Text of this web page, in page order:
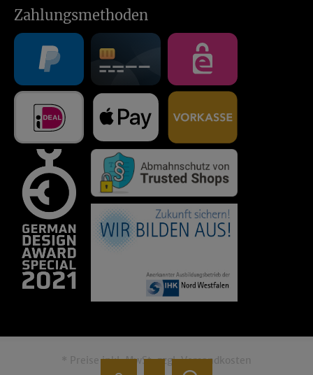
Zahlungsmethoden
* Preise inkl. MwSt. zzgl.Versandkosten